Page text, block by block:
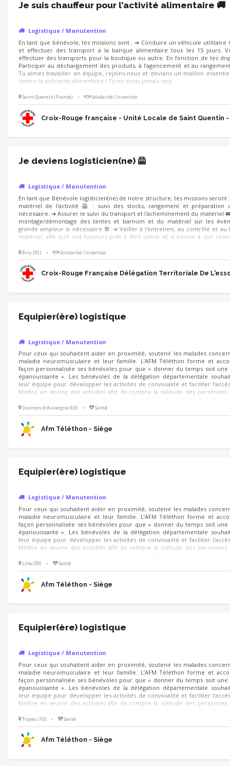
Je suis chauffeur pour l’activité alimentaire 🚚
Logistique / Manutention
En tant que bénévole, tes missions sont : ➔ Conduire un véhicule utilitaire
et effectuer des transport a la banque alimentaire tous les 15 jours.
effectuer des transports pour la boutique ou autre. En fonction de tes
Participer au déchargement des produits, à l’agencement et au
Tu aimes travailler en équipe, rejoins-nous et deviens un maillon
contre la précarité alimentaire ! Tu ne seras jamais seul
Saint-Quentin (France) • Solidarité / Insertion
Croix-Rouge française - Unité Locale de Saint Quentin -
Je deviens logisticien(ne) 🦺
Logistique / Manutention
En tant que Bénévole logisticien(ne) de notre structure, tes missions
matériel de l'activité 🦺 : suivi des stocks, rangement et préparation
nécessaire. ➔ Assurer le suivi du transport et l'acheminement du matériel
montage/démontage des tentes et barnum et du matériel sur les
grande ampleur si nécessaire 🛠️ ➔ Veiller à l'entretien, au contrôle et au
matériel, afin qu'il soit toujours prêt à être utilisé et si besoin à son
meilleures conditions. Tu joues un rôle essentiel au bon
activités !
Évry (91) • Solidarité / Insertion
Croix-Rouge Française Délégation Territoriale De
Equipier(ère) logistique
Logistique / Manutention
Pour ceux qui souhaitent aider en proximité, soutenir les malades
maladie neuromusculaire et leur famille. L’AFM Téléthon forme et
façon personnalisée ses bénévoles pour que « donner du temps soit
épanouissante ». Les bénévoles de la délégation départementale
leur équipe pour développer les activités de convivialité et faciliter
Mettre en œuvre des activités afin de rompre la solitude des personnes
activités culturelles et permettre ainsi aux personnes malades de se
part entière.
Cournon-d'Auvergne (63) • Santé
Afm Téléthon - Siège
Equipier(ère) logistique
Logistique / Manutention
Pour ceux qui souhaitent aider en proximité, soutenir les malades
maladie neuromusculaire et leur famille. L’AFM Téléthon forme et
façon personnalisée ses bénévoles pour que « donner du temps soit
épanouissante ». Les bénévoles de la délégation départementale
leur équipe pour développer les activités de convivialité et faciliter
Mettre en œuvre des activités afin de rompre la solitude des personnes
activités culturelles et permettre ainsi aux personnes malades de se
part entière.
Lille (59) • Santé
Afm Téléthon - Siège
Equipier(ère) logistique
Logistique / Manutention
Pour ceux qui souhaitent aider en proximité, soutenir les malades
maladie neuromusculaire et leur famille. L’AFM Téléthon forme et
façon personnalisée ses bénévoles pour que « donner du temps soit
épanouissante ». Les bénévoles de la délégation départementale
leur équipe pour développer les activités de convivialité et faciliter
Mettre en œuvre des activités afin de rompre la solitude des personnes
activités culturelles et permettre ainsi aux personnes malades de se
part entière.
Troyes (10) • Santé
Afm Téléthon - Siège